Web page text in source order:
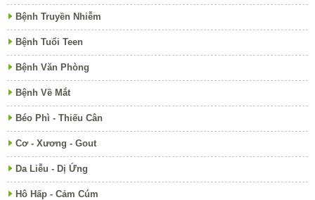
Bệnh Truyền Nhiễm
Bệnh Tuổi Teen
Bệnh Văn Phòng
Bệnh Về Mắt
Béo Phì - Thiếu Cân
Cơ - Xương - Gout
Da Liễu - Dị Ứng
Hô Hấp - Cảm Cúm